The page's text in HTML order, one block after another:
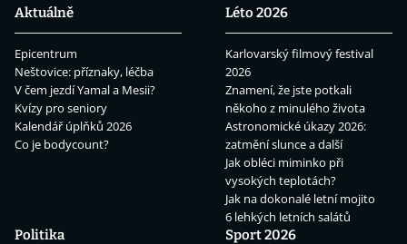
Aktuálně
Epicentrum
Neštovice: příznaky, léčba
V čem jezdí Yamal a Mesii?
Kvízy pro seniory
Kalendář úplňků 2026
Co je bodycount?
Léto 2026
Karlovarský filmový festival
2026
Znamení, že jste potkali
někoho z minulého života
Astronomické úkazy 2026:
zatmění slunce a další
Jak obléci miminko při
vysokých teplotách?
Jak na dokonalé letní mojito
6 lehkých letních salátů
Politika
Sport 2026